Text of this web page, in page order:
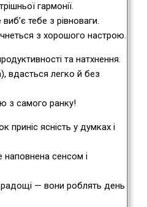
гармонії.
тебе з рівноваги.
з хорошого настрою.
та натхнення.
вдасться легко й без
з самого ранку!
ясність у думках і
сенсом і
радощі — вони роблять день